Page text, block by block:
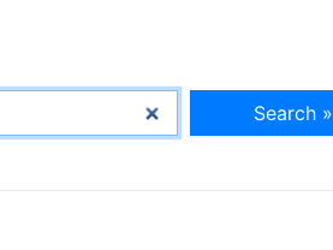
Search »